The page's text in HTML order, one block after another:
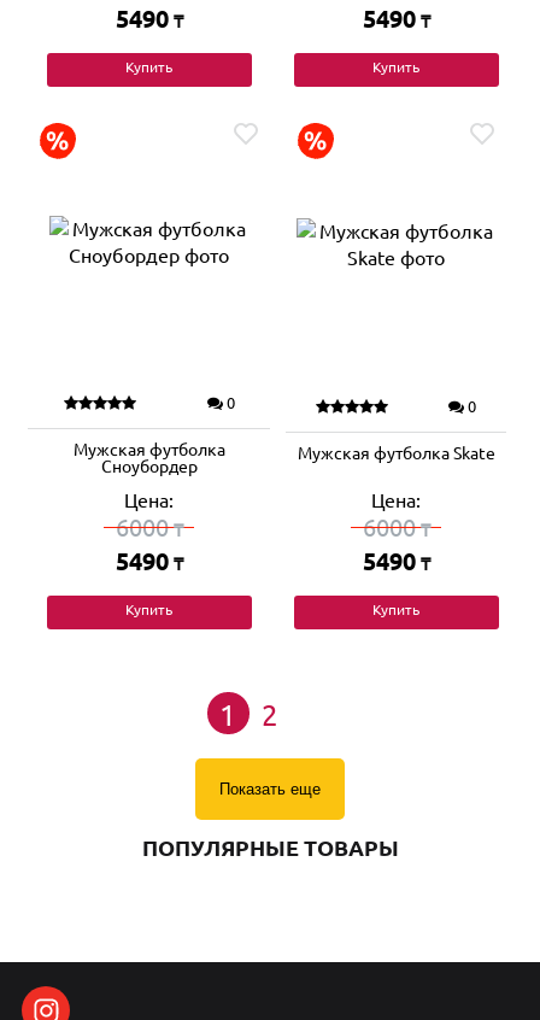
5490 ₸
Купить
5490 ₸
Купить
0
Мужская футболка
Сноубордер
Цена:
6000₸
5490 ₸
Купить
0
Мужская футболка Skate
Цена:
6000₸
5490 ₸
Купить
1 2
Показать еще
ПОПУЛЯРНЫЕ ТОВАРЫ